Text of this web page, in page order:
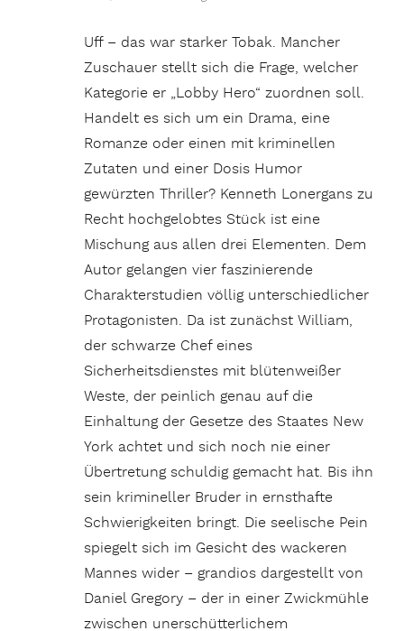
Uff – das war starker Tobak. Mancher
Zuschauer stellt sich die Frage, welcher
Kategorie er „Lobby Hero“ zuordnen soll.
Handelt es sich um ein Drama, eine
Romanze oder einen mit kriminellen
Zutaten und einer Dosis Humor
gewürzten Thriller? Kenneth Lonergans zu
Recht hochgelobtes Stück ist eine
Mischung aus allen drei Elementen. Dem
Autor gelangen vier faszinierende
Charakterstudien völlig unterschiedlicher
Protagonisten. Da ist zunächst William,
der schwarze Chef eines
Sicherheitsdienstes mit blütenweißer
Weste, der peinlich genau auf die
Einhaltung der Gesetze des Staates New
York achtet und sich noch nie einer
Übertretung schuldig gemacht hat. Bis ihn
sein krimineller Bruder in ernsthafte
Schwierigkeiten bringt. Die seelische Pein
spiegelt sich im Gesicht des wackeren
Mannes wider – grandios dargestellt von
Daniel Gregory – der in einer Zwickmühle
zwischen unerschütterlichem